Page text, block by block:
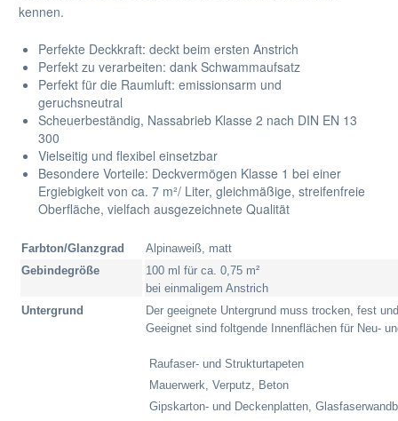
kennen.
Perfekte Deckkraft: deckt beim ersten Anstrich
Perfekt zu verarbeiten: dank Schwammaufsatz
Perfekt für die Raumluft: emissionsarm und
geruchsneutral
Scheuerbeständig, Nassabrieb Klasse 2 nach DIN EN 13
300
Vielseitig und flexibel einsetzbar
Besondere Vorteile: Deckvermögen Klasse 1 bei einer
Ergiebigkeit von ca. 7 m²/ Liter, gleichmäßige, streifenfreie
Oberfläche, vielfach ausgezeichnete Qualität
Farbton/Glanzgrad
Alpinaweiß, matt
Gebindegröße
100 ml für ca. 0,75 m²
bei einmaligem Anstrich
Untergrund
Der geeignete Untergrund muss trocken, fest
Geeignet sind foltgende Innenflächen für Neu-
Raufaser- und Strukturtapeten
Mauerwerk, Verputz, Beton
Gipskarton- und Deckenplatten,